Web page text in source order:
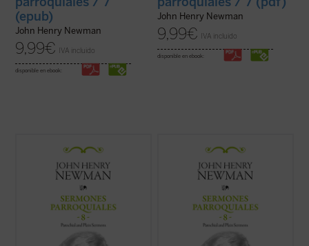
(epub)
John Henry Newman
9,99€ IVA incluido
disponible en ebook:
John Henry Newman
9,99€ IVA incluido
disponible en ebook:
textos reunidos en este último volumen de
Sermones parroquiales no formaron
parte de la primera edición de 1842, previa
a la conversión de Newman al catolicismo,
sino que fueron incluidos en la ...
textos reunidos en este último volumen de
Sermones parroquiales no formaron
parte de la primera edición de 1842, previa
a la conversión de Newman al catolicismo,
sino que fueron incluidos en la ...